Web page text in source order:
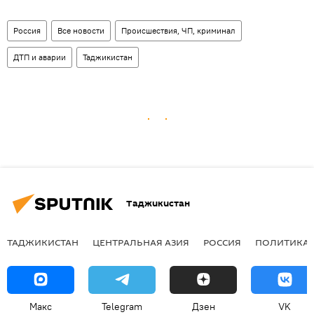
Россия Все новости Происшествия, ЧП, криминал
ДТП и аварии Таджикистан
Таджикистан
ТАДЖИКИСТАН ЦЕНТРАЛЬНАЯ АЗИЯ РОССИЯ ПОЛИТИКА
Макс Telegram Дзен VK